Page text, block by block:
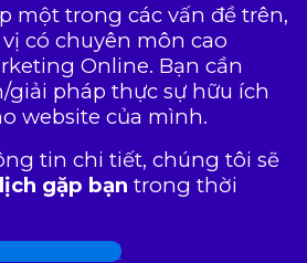
một trong các vấn đề trên,
có chuyên môn cao
Online. Bạn cần
pháp thực sự hữu ích
website của mình.
tin chi tiết, chúng tôi sẽ
gặp bạn trong thời
HỆ HOTLINE